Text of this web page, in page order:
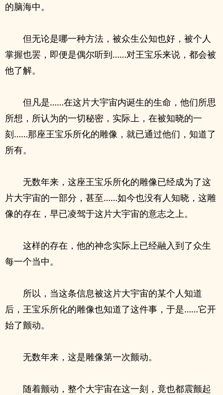
的脑海中。
但无论是哪一种方法，被众生公知也好，被个人
掌握也罢，即便是偶尔听到……对王宝乐来说，都会被
他了解。
但凡是……在这片大宇宙内诞生的生命，他们所思
所想，所认为的一切秘密，实际上，在被知晓的一
刻……那座王宝乐所化的雕像，就已通过他们，知道了
所有。
无数年来，这座王宝乐所化的雕像已经成为了这
片大宇宙的一部分，甚至……如今也没有人知晓，这雕
像的存在，早已凌驾于这片大宇宙的意志之上。
这样的存在，他的神念实际上已经融入到了众生
每一个当中。
所以，当这条信息被这片大宇宙的某个人知道
后，王宝乐所化的雕像也知道了这件事，于是……它开
始了颤动。
无数年来，这是雕像第一次颤动。
随着颤动，整个大宇宙在这一刻，竟也都震颤起